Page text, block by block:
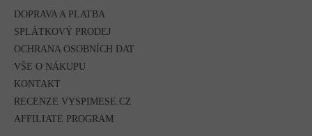
DOPRAVA A PLATBA
SPLÁTKOVÝ PRODEJ
OCHRANA OSOBNÍCH DAT
VŠE O NÁKUPU
KONTAKT
RECENZE VYSPIMESE.CZ
AFFILIATE PROGRAM